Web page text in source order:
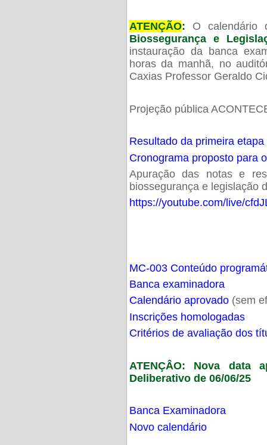
ATENÇÃO: O calendário
Biossegurança e
instauração da banca
horas da manhã, no
Caxias Professor Geraldo
Projeção pública
Resultado da primeira
Cronograma proposto para
Apuração das notas e
biossegurança e legislação
https://youtube.com/live/
MC-003 Conteúdo
Banca examinadora
Calendário aprovado(sem
Inscrições homologadas
Critérios de avaliação dos
ATENÇÂO: Nova data
Deliberativo de 06/06/25
Banca Examinadora
Novo calendário